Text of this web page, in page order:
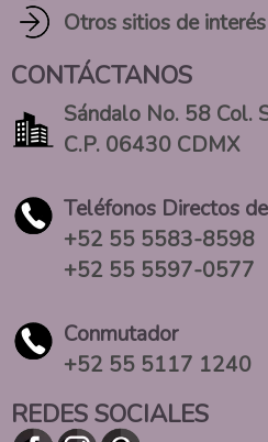
Otros sitios de interés
CONTÁCTANOS
Sándalo No. 58 Col.
C.P. 06430 CDMX
Teléfonos Directos
+52 55 5583-8598
+52 55 5597-0577
Conmutador
+52 55 5117 1240
REDES SOCIALES